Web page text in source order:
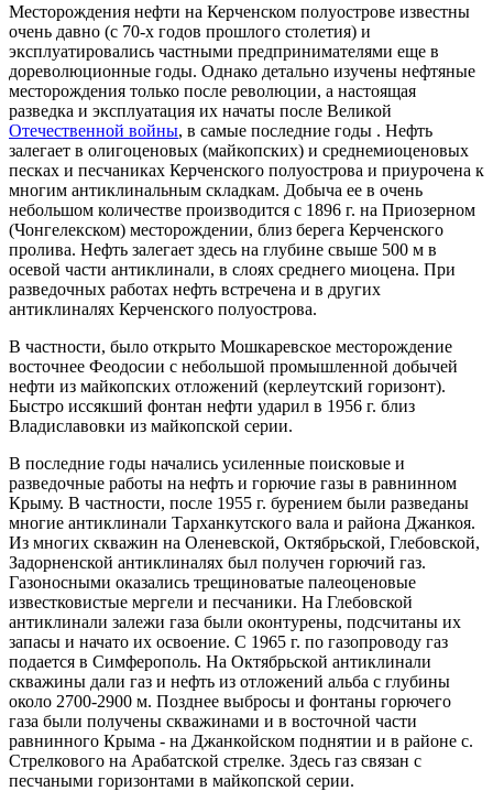
Месторождения нефти на Керченском полуострове известны
очень давно (с 70-х годов прошлого столетия) и
эксплуатировались частными предпринимателями еще в
дореволюционные годы. Однако детально изучены нефтяные
месторождения только после революции, а настоящая
разведка и эксплуатация их начаты после Великой
Отечественной войны, в самые последние годы . Нефть
залегает в олигоценовых (майкопских) и среднемиоценовых
песках и песчаниках Керченского полуострова и приурочена к
многим антиклинальным складкам. Добыча ее в очень
небольшом количестве производится с 1896 г. на Приозерном
(Чонгелекском) месторождении, близ берега Керченского
пролива. Нефть залегает здесь на глубине свыше 500 м в
осевой части антиклинали, в слоях среднего миоцена. При
разведочных работах нефть встречена и в других
антиклиналях Керченского полуострова.
В частности, было открыто Мошкаревское месторождение
восточнее Феодосии с небольшой промышленной добычей
нефти из майкопских отложений (керлеутский горизонт).
Быстро иссякший фонтан нефти ударил в 1956 г. близ
Владиславовки из майкопской серии.
В последние годы начались усиленные поисковые и
разведочные работы на нефть и горючие газы в равнинном
Крыму. В частности, после 1955 г. бурением были разведаны
многие антиклинали Тарханкутского вала и района Джанкоя.
Из многих скважин на Оленевской, Октябрьской, Глебовской,
Задорненской антиклиналях был получен горючий газ.
Газоносными оказались трещиноватые палеоценовые
известковистые мергели и песчаники. На Глебовской
антиклинали залежи газа были оконтурены, подсчитаны их
запасы и начато их освоение. С 1965 г. по газопроводу газ
подается в Симферополь. На Октябрьской антиклинали
скважины дали газ и нефть из отложений альба с глубины
около 2700-2900 м. Позднее выбросы и фонтаны горючего
газа были получены скважинами и в восточной части
равнинного Крыма - на Джанкойском поднятии и в районе с.
Стрелкового на Арабатской стрелке. Здесь газ связан с
песчаными горизонтами в майкопской серии.